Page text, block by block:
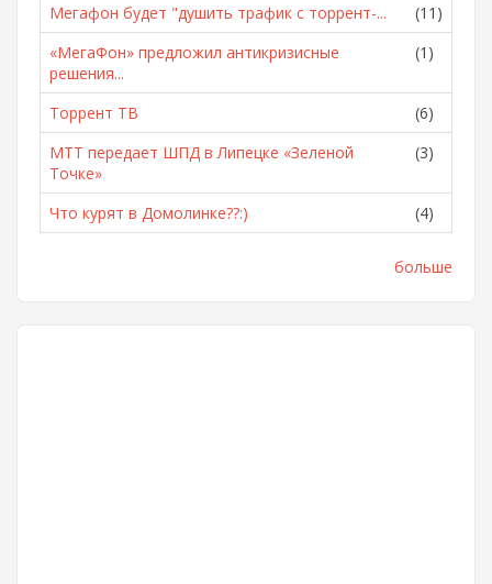
Мегафон будет "душить трафик с торрент-...
(11)
«МегаФон» предложил антикризисные
решения...
(1)
Торрент ТВ
(6)
МТТ передает ШПД в Липецке «Зеленой
Точке»
(3)
Что курят в Домолинке??:) (4)
больше